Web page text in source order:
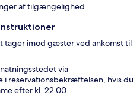
af tilgængelighed
tager imod gæster ved ankomst til
via
i reservationsbekræftelsen, hvis du
efter kl. 22.00